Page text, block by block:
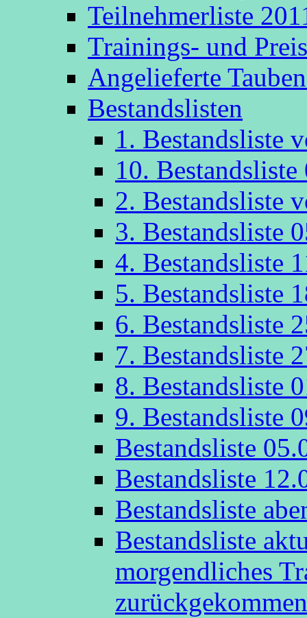
Teilnehmerliste
Trainings- und
Angelieferte
Bestandslisten
1. Bestandsliste
10.
2. Bestandsliste
3. Bestandsliste
4. Bestandsliste
5. Bestandsliste
6. Bestandsliste
7. Bestandsliste
8. Bestandsliste
9. Bestandsliste
Bestandsliste
Bestandsliste
Bestandsliste
Bestandsliste
morgendliches